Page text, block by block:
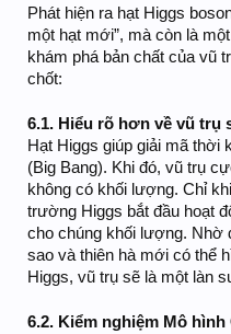
Phát hiện ra hạt Higgs
một hạt mới”, mà còn là
khám phá bản chất của vũ
chốt:
6.1. Hiểu rõ hơn về vũ trụ
Hạt Higgs giúp giải mã thời
(Big Bang). Khi đó, vũ trụ
không có khối lượng. Chỉ
trường Higgs bắt đầu hoạt
cho chúng khối lượng. Nhờ
sao và thiên hà mới có thể
Higgs, vũ trụ sẽ là một làn
6.2. Kiểm nghiệm Mô